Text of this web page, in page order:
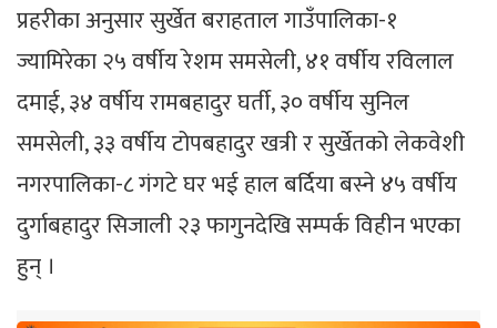
प्रहरीका अनुसार सुर्खेत बराहताल गाउँपालिका-१
ज्यामिरेका २५ वर्षीय रेशम समसेली, ४१ वर्षीय रविलाल
दमाई, ३४ वर्षीय रामबहादुर घर्ती, ३० वर्षीय सुनिल
समसेली, ३३ वर्षीय टोपबहादुर खत्री र सुर्खेतको लेकवेशी
नगरपालिका-८ गंगटे घर भई हाल बर्दिया बस्ने ४५ वर्षीय
दुर्गाबहादुर सिजाली २३ फागुनदेखि सम्पर्क विहीन भएका
हुन् ।